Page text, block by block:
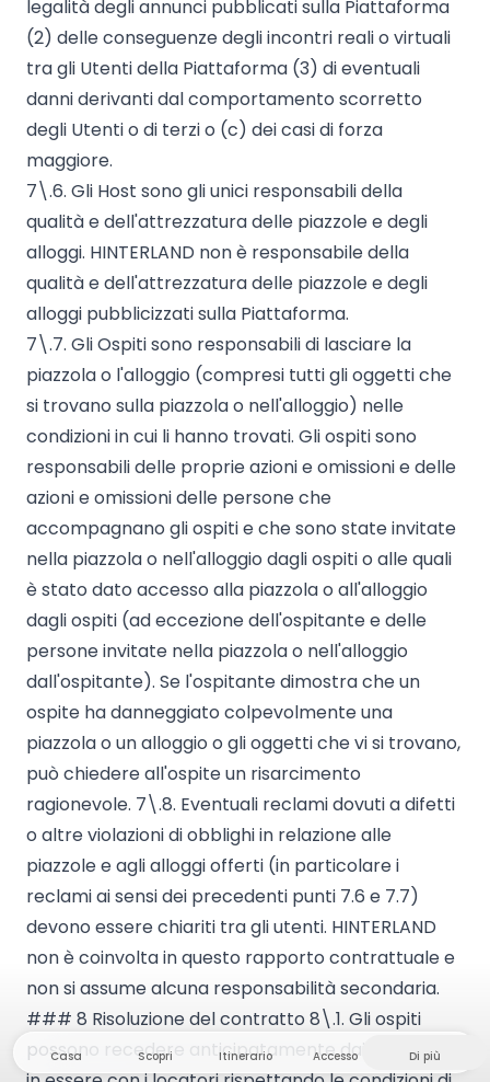
legalità degli annunci pubblicati sulla Piattaforma
(2) delle conseguenze degli incontri reali o virtuali
tra gli Utenti della Piattaforma (3) di eventuali
danni derivanti dal comportamento scorretto
degli Utenti o di terzi o (c) dei casi di forza
maggiore.
7\.6. Gli Host sono gli unici responsabili della
qualità e dell'attrezzatura delle piazzole e degli
alloggi. HINTERLAND non è responsabile della
qualità e dell'attrezzatura delle piazzole e degli
alloggi pubblicizzati sulla Piattaforma.
7\.7. Gli Ospiti sono responsabili di lasciare la
piazzola o l'alloggio (compresi tutti gli oggetti che
si trovano sulla piazzola o nell'alloggio) nelle
condizioni in cui li hanno trovati. Gli ospiti sono
responsabili delle proprie azioni e omissioni e delle
azioni e omissioni delle persone che
accompagnano gli ospiti e che sono state invitate
nella piazzola o nell'alloggio dagli ospiti o alle quali
è stato dato accesso alla piazzola o all'alloggio
dagli ospiti (ad eccezione dell'ospitante e delle
persone invitate nella piazzola o nell'alloggio
dall'ospitante). Se l'ospitante dimostra che un
ospite ha danneggiato colpevolmente una
piazzola o un alloggio o gli oggetti che vi si trovano,
può chiedere all'ospite un risarcimento
ragionevole. 7\.8. Eventuali reclami dovuti a difetti
o altre violazioni di obblighi in relazione alle
piazzole e agli alloggi offerti (in particolare i
reclami ai sensi dei precedenti punti 7.6 e 7.7)
devono essere chiariti tra gli utenti. HINTERLAND
non è coinvolta in questo rapporto contrattuale e
non si assume alcuna responsabilità secondaria.
### 8 Risoluzione del contratto 8\.1. Gli ospiti
possono recedere anticipatamente dai contratti
Casa Scopri Itinerario Accesso Di più